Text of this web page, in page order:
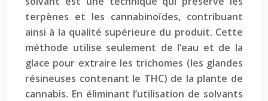
terpènes et les cannabinoïdes, contribuant
ainsi à la qualité supérieure du produit. Cette
méthode utilise seulement de l’eau et de la
glace pour extraire les trichomes (les glandes
résineuses contenant le THC) de la plante de
cannabis. En éliminant l’utilisation de solvants